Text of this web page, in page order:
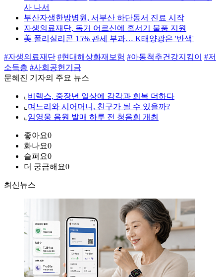
사 나서
부산자생한방병원, 서부산 하단동서 진료 시작
자생의료재단, 독거 어르신에 혹서기 물품 지원
美 폴리실리콘 15% 관세 부과… K태양광은 '반색'
#자생의료재단 #현대해상화재보험 #아동척추건강지킴이
#저
소득층 #사회공헌기금
문혜진 기자의 주요 뉴스
⌞ 비렉스, 중장년 일상에 감각과 회복 더하다
⌞ 며느리와 시어머니, 친구가 될 수 있을까?
⌞ 임영웅 음원 발매 하루 전 청음회 개최
좋아요0
화나요0
슬퍼요0
더 궁금해요0
최신뉴스